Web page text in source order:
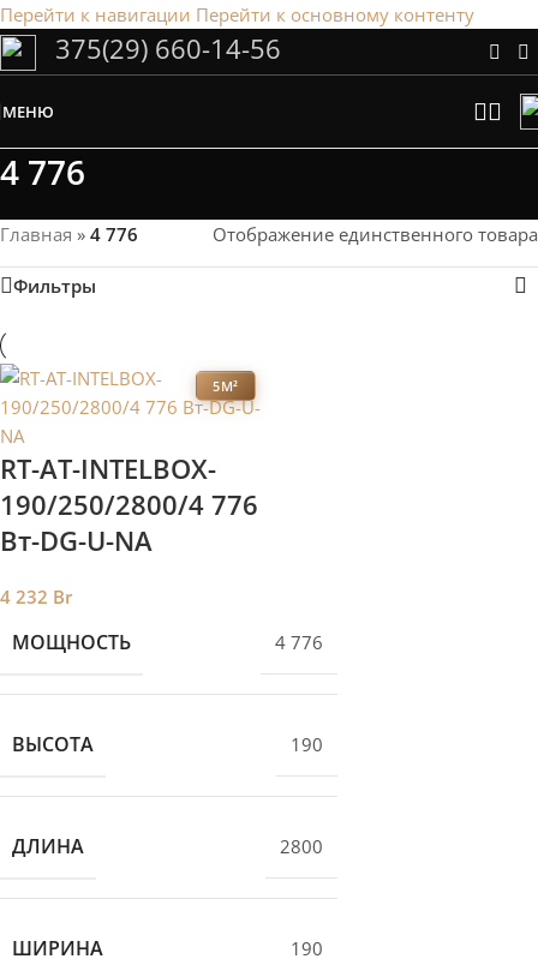
Перейти к навигации Перейти к основному контенту
Сэкономим Ваше время на подбор
Рассчитаем мощность | Предложим от 3х вариантов | В
наличии и под заказ
375(29) 660-14-56
МЕНЮ
4 776
Главная » 4 776 Отображение единственного товара
Фильтры
5М²
RT-AT-INTELBOX-
190/250/2800/4 776
Вт-DG-U-NA
4 232 Br
МОЩНОСТЬ 4 776
ВЫСОТА 190
ДЛИНА 2800
ШИРИНА 190